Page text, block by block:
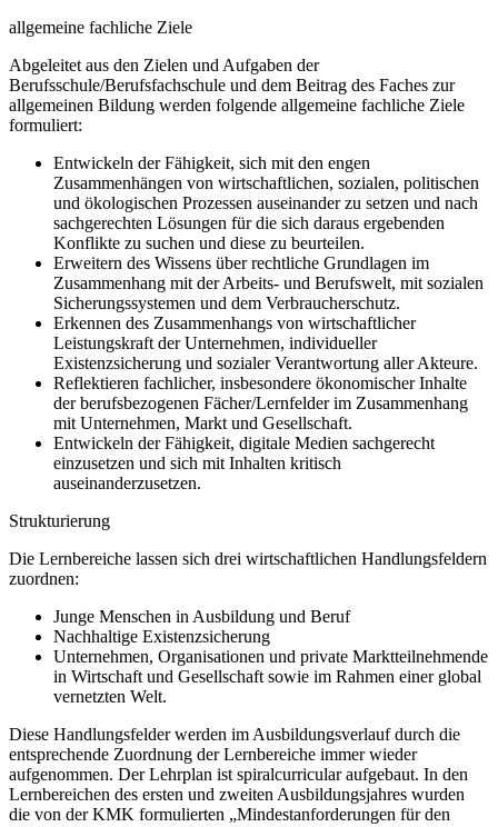
allgemeine fachliche Ziele
Abgeleitet aus den Zielen und Aufgaben der
Berufsschule/Berufsfachschule und dem Beitrag des Faches zur
allgemeinen Bildung werden folgende allgemeine fachliche Ziele
formuliert:
Entwickeln der Fähigkeit, sich mit den engen
Zusammenhängen von wirtschaftlichen, sozialen, politischen
und ökologischen Prozessen auseinander zu setzen und nach
sachgerechten Lösungen für die sich daraus ergebenden
Konflikte zu suchen und diese zu beurteilen.
Erweitern des Wissens über rechtliche Grundlagen im
Zusammenhang mit der Arbeits- und Berufswelt, mit sozialen
Sicherungssystemen und dem Verbraucherschutz.
Erkennen des Zusammenhangs von wirtschaftlicher
Leistungskraft der Unternehmen, individueller
Existenzsicherung und sozialer Verantwortung aller Akteure.
Reflektieren fachlicher, insbesondere ökonomischer Inhalte
der berufsbezogenen Fächer/Lernfelder im Zusammenhang
mit Unternehmen, Markt und Gesellschaft.
Entwickeln der Fähigkeit, digitale Medien sachgerecht
einzusetzen und sich mit Inhalten kritisch
auseinanderzusetzen.
Strukturierung
Die Lernbereiche lassen sich drei wirtschaftlichen Handlungsfeldern
zuordnen:
Junge Menschen in Ausbildung und Beruf
Nachhaltige Existenzsicherung
Unternehmen, Organisationen und private Marktteilnehmende
in Wirtschaft und Gesellschaft sowie im Rahmen einer global
vernetzten Welt.
Diese Handlungsfelder werden im Ausbildungsverlauf durch die
entsprechende Zuordnung der Lernbereiche immer wieder
aufgenommen. Der Lehrplan ist spiralcurricular aufgebaut. In den
Lernbereichen des ersten und zweiten Ausbildungsjahres wurden
die von der KMK formulierten „Mindestanforderungen für den